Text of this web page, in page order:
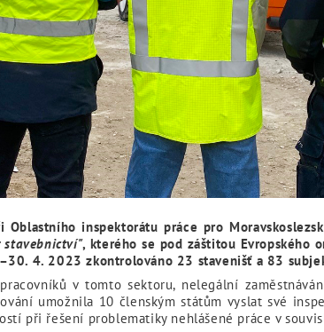
inspektorátu práce pro
stavebnictví", kterého se pod záštitou Evropského
4. 2023 zkontrolováno 23 stavenišť a 83
v tomto sektoru, nelegální
umožnila 10 členským státům vyslat své
při řešení problematiky nehlášené práce v